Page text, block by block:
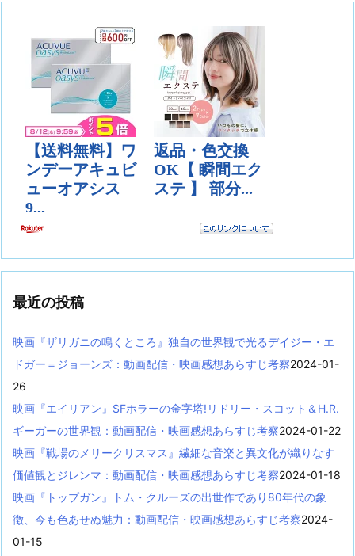
最近の投稿
映画『ザリガニの鳴くところ』独自の世界観で光るデイジー・エ
ドガー＝ジョーンズ：動画配信・映画感想あらすじ考察2024-01-
26
映画『エイリアン』SFホラーの金字塔!リドリー・スコット＆H.R.
ギーガーの世界観：動画配信・映画感想あらすじ考察2024-01-22
映画『戦場のメリークリスマス』繊細な音楽と異文化が織りなす
価値観とジレンマ：動画配信・映画感想あらすじ考察2024-01-18
映画『トップガン』トム・クルーズの出世作であり80年代の象
徴、今も色あせぬ魅力：動画配信・映画感想あらすじ考察2024-
01-15